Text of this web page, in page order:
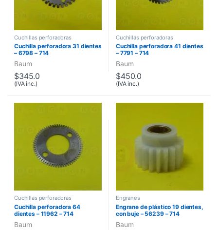
Cuchillas perforadoras
Cuchilla perforadora 31 dientes
– 6798 – 714
Baum
$345.0
(IVA inc.)
Cuchillas perforadoras
Cuchilla perforadora 41 dientes
– 7791 – 714
Baum
$450.0
(IVA inc.)
Cuchillas perforadoras
Cuchilla perforadora 64
dientes – 11962 – 714
Baum
Engranes
Engrane de plástico 19 dientes,
con buje – 56239 – 714
Baum